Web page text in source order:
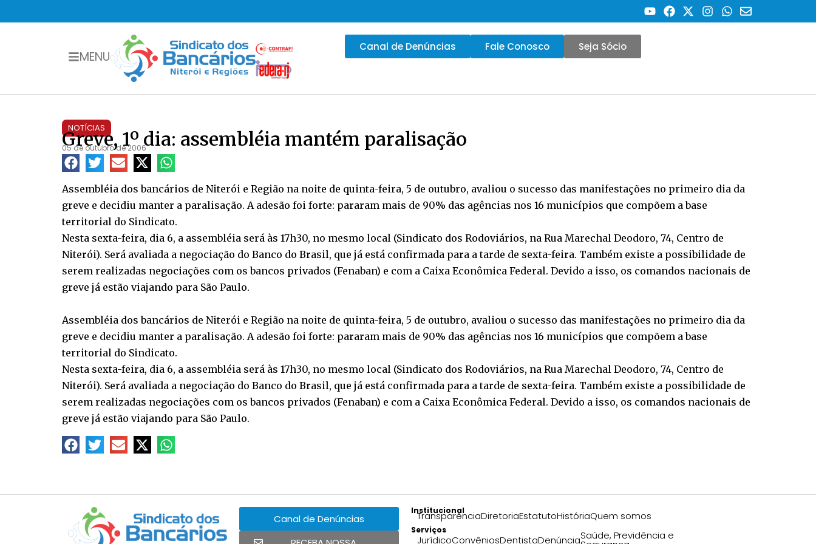
MENU
Canal de Denúncias Fale Conosco Seja Sócio
NOTÍCIAS
Greve, 1º dia: assembléia mantém paralisação
05 de outubro de 2006
Assembléia dos bancários de Niterói e Região na noite de quinta-feira, 5 de outubro, avaliou o sucesso das manifestações no primeiro dia da
greve e decidiu manter a paralisação. A adesão foi forte: pararam mais de 90% das agências nos 16 municípios que compõem a base
territorial do Sindicato.
Nesta sexta-feira, dia 6, a assembléia será às 17h30, no mesmo local (Sindicato dos Rodoviários, na Rua Marechal Deodoro, 74, Centro de
Niterói). Será avaliada a negociação do Banco do Brasil, que já está confirmada para a tarde de sexta-feira. Também existe a possibilidade de
serem realizadas negociações com os bancos privados (Fenaban) e com a Caixa Econômica Federal. Devido a isso, os comandos nacionais de
greve já estão viajando para São Paulo.
Assembléia dos bancários de Niterói e Região na noite de quinta-feira, 5 de outubro, avaliou o sucesso das manifestações no primeiro dia da
greve e decidiu manter a paralisação. A adesão foi forte: pararam mais de 90% das agências nos 16 municípios que compõem a base
territorial do Sindicato.
Nesta sexta-feira, dia 6, a assembléia será às 17h30, no mesmo local (Sindicato dos Rodoviários, na Rua Marechal Deodoro, 74, Centro de
Niterói). Será avaliada a negociação do Banco do Brasil, que já está confirmada para a tarde de sexta-feira. Também existe a possibilidade de
serem realizadas negociações com os bancos privados (Fenaban) e com a Caixa Econômica Federal. Devido a isso, os comandos nacionais de
greve já estão viajando para São Paulo.
Canal de Denúncias
Institucional
TransparênciaDiretoriaEstatutoHistóriaQuem somos
Serviços
JurídicoConvêniosDentistaDenúnciaSaúde, Previdência e